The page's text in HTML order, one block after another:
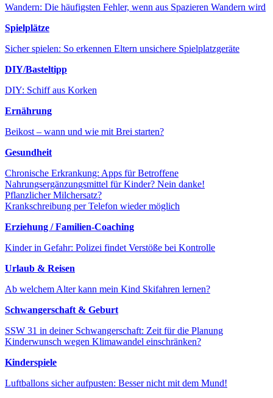
Wandern: Die häufigsten Fehler, wenn aus Spazieren Wandern wird
Spielplätze
Sicher spielen: So erkennen Eltern unsichere Spielplatzgeräte
DIY/Basteltipp
DIY: Schiff aus Korken
Ernährung
Beikost – wann und wie mit Brei starten?
Gesundheit
Chronische Erkrankung: Apps für Betroffene
Nahrungsergänzungsmittel für Kinder? Nein danke!
Pflanzlicher Milchersatz?
Krankschreibung per Telefon wieder möglich
Erziehung / Familien-Coaching
Kinder in Gefahr: Polizei findet Verstöße bei Kontrolle
Urlaub & Reisen
Ab welchem Alter kann mein Kind Skifahren lernen?
Schwangerschaft & Geburt
SSW 31 in deiner Schwangerschaft: Zeit für die Planung
Kinderwunsch wegen Klimawandel einschränken?
Kinderspiele
Luftballons sicher aufpusten: Besser nicht mit dem Mund!